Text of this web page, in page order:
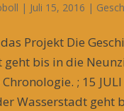
| Juli 15, 2016 |
Projekt Die
geht bis in die
; 15
Wasserstadt geht